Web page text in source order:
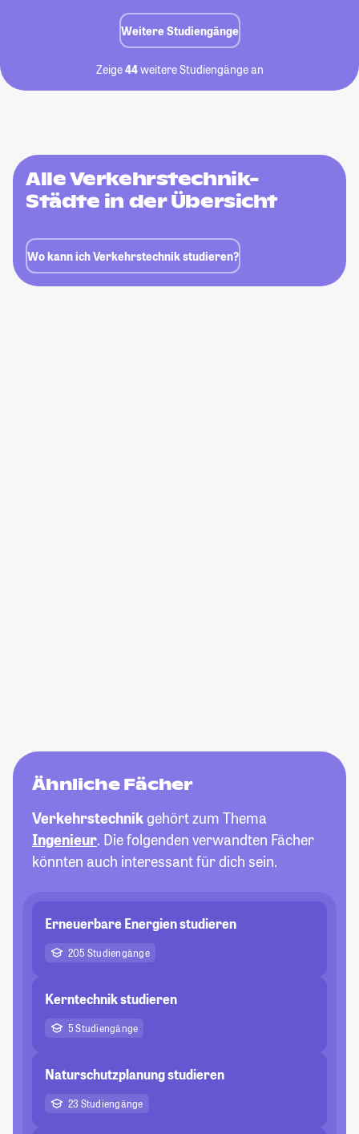
Weitere Studiengänge
Zeige44weitere Studiengänge an
Alle Verkehrstechnik-
Städte in der Übersicht
Wo kann ich Verkehrstechnik studieren?
Ähnliche Fächer
Verkehrstechnikgehört zum Thema
Ingenieur. Die folgenden verwandten Fächer
könnten auch interessant für dich sein.
Erneuerbare Energien studieren
205 Studiengänge
Kerntechnik studieren
5 Studiengänge
Naturschutzplanung studieren
23 Studiengänge